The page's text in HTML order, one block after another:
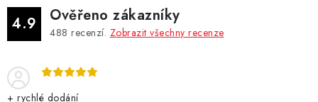
4.9 Ověřeno zákazníky
488 recenzí. Zobrazit všechny recenze
+ rychlé dodání